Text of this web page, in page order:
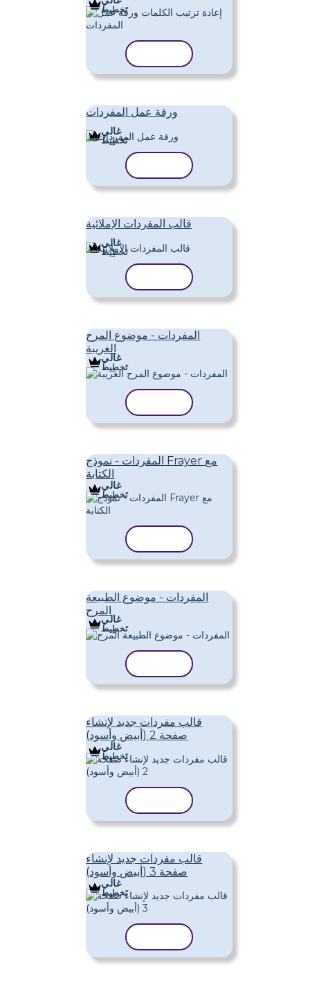
تَخطِيط
ورقة عمل المفردات
غالي
تَخطِيط
قالب المفردات الإملائية
غالي
تَخطِيط
المفردات - موضوع المرح
الغريبة
غالي
تَخطِيط
المفردات - نموذج Frayer مع
الكتابة
غالي
تَخطِيط
المفردات - موضوع الطبيعة
المرح
غالي
تَخطِيط
قالب مفردات جديد لإنشاء
صفحة 2 (أبيض وأسود)
غالي
تَخطِيط
قالب مفردات جديد لإنشاء
صفحة 3 (أبيض وأسود)
غالي
تَخطِيط